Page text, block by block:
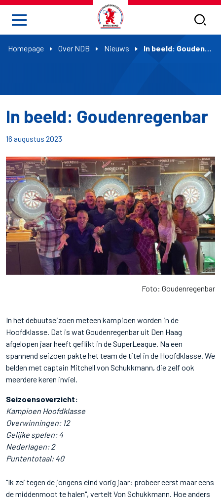
Homepage Over NDB Nieuws In beeld: Goudenregenbar
In beeld: Goudenregenbar
16 augustus 2023
Foto: Goudenregenbar
In het debuutseizoen meteen kampioen worden in de
Hoofdklasse. Dat is wat Goudenregenbar uit Den Haag
afgelopen jaar heeft geflikt in de SuperLeague. Na een
spannend seizoen pakte het team de titel in de Hoofdklasse. We
belden met captain Mitchell von Schukkmann, die zelf ook
meerdere keren inviel.
Seizoensoverzicht:
Kampioen Hoofdklasse
Overwinningen: 12
Gelijke spelen: 4
Nederlagen: 2
Puntentotaal: 40
"Ik zei tegen de jongens eind vorig jaar: probeer eerst maar eens
de middenmoot te halen", vertelt Von Schukkmann. Hoe anders